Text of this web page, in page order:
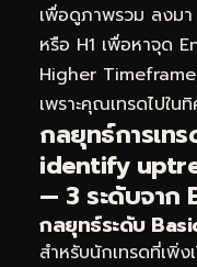
เพื่อดูภาพรวม ลงม
หรือ H1 เพื่อหาจุด
Higher Timeframe
เพราะคุณเทรดไปใ
กลยุทธ์การเท
identify
— 3 ระดับจาก
กลยุทธ์ระดับ
สำหรับนักเทรดที่เพิ่